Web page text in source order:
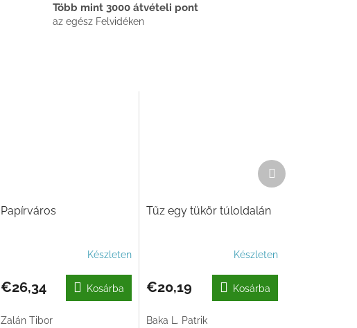
Több mint 3000 átvételi pont
az egész Felvidéken
Papírváros
Készleten
€26,34 Kosárba
Zalán Tibor
Tűz egy tükör túloldalán
Készleten
€20,19 Kosárba
Baka L. Patrik
Következő
termék